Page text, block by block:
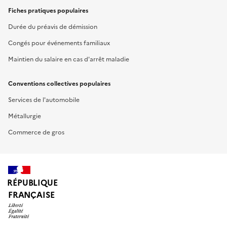
Fiches pratiques populaires
Durée du préavis de démission
Congés pour événements familiaux
Maintien du salaire en cas d'arrêt maladie
Conventions collectives populaires
Services de l'automobile
Métallurgie
Commerce de gros
RÉPUBLIQUE
FRANÇAISE